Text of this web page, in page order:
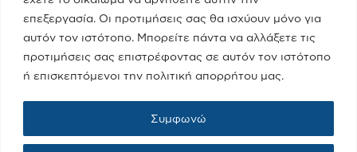
επεξεργασία. Οι προτιμήσεις σας θα ισχύουν μόνο για
αυτόν τον ιστότοπο. Μπορείτε πάντα να αλλάξετε τις
προτιμήσεις σας επιστρέφοντας σε αυτόν τον ιστότοπο
ή επισκεπτόμενοι την πολιτική απορρήτου μας.
Συμφωνώ
Επικοινωνία
Όροι Χρήσης
Πολιτική Cookies